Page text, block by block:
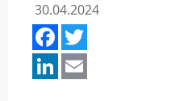
30.04.2024
Facebook
LinkedIn